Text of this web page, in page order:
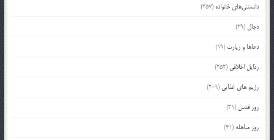
دانستنی‌های خانواده (357)
دجال (29)
دعاها و زیارت (19)
رذایل اخلاقی (252)
رژیم های غذایی (209)
روز قدس (31)
روز مباهله (41)